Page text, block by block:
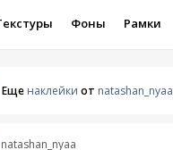
Фоны Рамки
Еще наклейки от natashan_nyaa
natashan_nyaa